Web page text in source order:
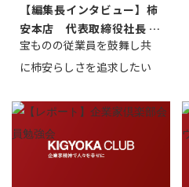
【編集長インタビュー】柿
安本店 代表取締役社長 赤
塚保正
宝ものの従業員を鼓舞し共
に柿安らしさを追求したい